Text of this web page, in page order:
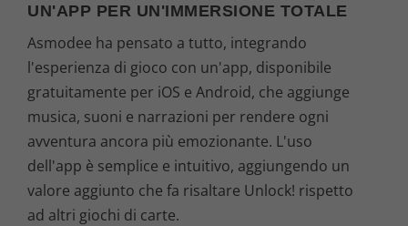
UN'APP PER UN'IMMERSIONE TOTALE
Asmodee ha pensato a tutto, integrando
l'esperienza di gioco con un'app, disponibile
gratuitamente per iOS e Android, che aggiunge
musica, suoni e narrazioni per rendere ogni
avventura ancora più emozionante. L'uso
dell'app è semplice e intuitivo, aggiungendo un
valore aggiunto che fa risaltare Unlock! rispetto
ad altri giochi di carte.